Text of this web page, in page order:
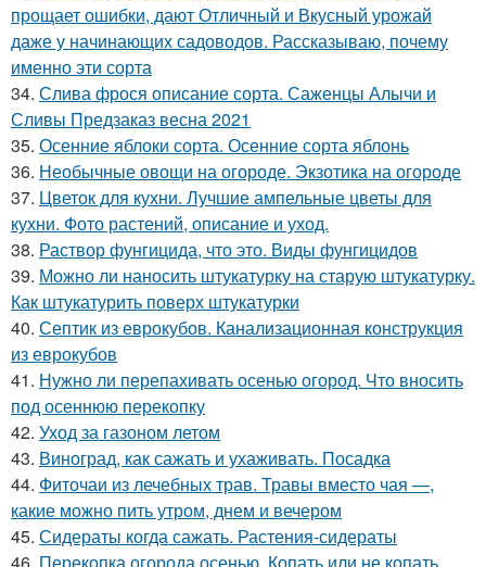
прощает ошибки, дают Отличный и Вкусный урожай
даже у начинающих садоводов. Рассказываю, почему
именно эти сорта
34. Слива фрося описание сорта. Саженцы Алычи и
Сливы Предзаказ весна 2021
35. Осенние яблоки сорта. Осенние сорта яблонь
36. Необычные овощи на огороде. Экзотика на огороде
37. Цветок для кухни. Лучшие ампельные цветы для
кухни. Фото растений, описание и уход.
38. Раствор фунгицида, что это. Виды фунгицидов
39. Можно ли наносить штукатурку на старую штукатурку.
Как штукатурить поверх штукатурки
40. Септик из еврокубов. Канализационная конструкция
из еврокубов
41. Нужно ли перепахивать осенью огород. Что вносить
под осеннюю перекопку
42. Уход за газоном летом
43. Виноград, как сажать и ухаживать. Посадка
44. Фиточаи из лечебных трав. Травы вместо чая —,
какие можно пить утром, днем и вечером
45. Сидераты когда сажать. Растения-сидераты